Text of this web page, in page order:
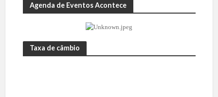
Agenda de Eventos Acontece
Taxa de câmbio